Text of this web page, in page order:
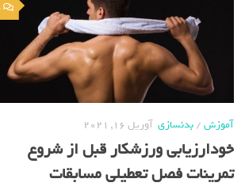
آموزش/بدنسازی آوریل 16, 2021
خودارزیابی ورزشکار قبل از شروع
تمرینات فصل تعطیلی مسابقات